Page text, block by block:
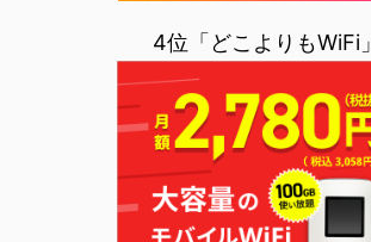
4位「どこよりもWiFi」